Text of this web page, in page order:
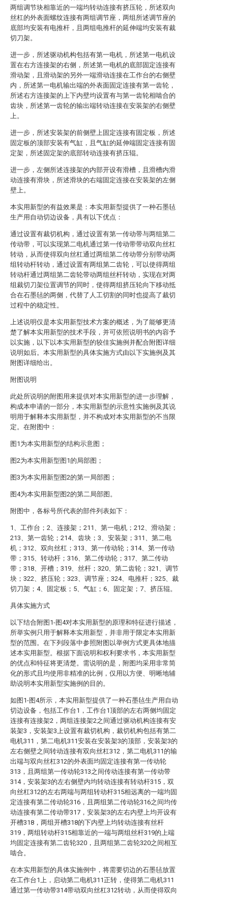
两组调节块相靠近的一端均转动连接有挤压轮，所述双向
丝杠的外表面螺纹连接有两组调节座，两组所述调节座的
底部均安装有电推杆，且两组电推杆的延伸端均安装有裁
切刀架。
进一步，所述驱动机构包括有第一电机，所述第一电机设
置在右方连接架的右侧，所述第一电机的底部固定连接有
滑动架，且滑动架的另外一端滑动连接在工作台的右侧壁
内，所述第一电机输出端的外表面固定连接有第一齿轮，
所述右方连接架的上下内壁均设置有与第一齿轮相啮合的
齿块，所述第一齿轮的输出端转动连接在安装架的右侧壁
上。
进一步，所述安装架的前侧壁上固定连接有固定板，所述
固定板的顶部安装有气缸，且气缸的延伸端固定连接有固
定架，所述固定架的底部转动连接有挤压辊。
进一步，左侧所述连接架的内部开设有滑槽，且滑槽内滑
动连接有滑块，所述滑块的右端固定连接在安装架的左侧
壁上。
本实用新型的有益效果是：本实用新型提供了一种石墨毡
生产用自动切边设备，具有以下优点：
通过设置有裁切机构，通过设置有第一传动带与两组第二
传动带，可以实现第二电机通过第一传动带带动双向丝杠
转动，从而使得双向丝杠通过两组第二传动带分别带动两
组转动杆转动，通过设置有两组第二齿轮，可以使得两组
转动杆通过两组第二齿轮带动两组丝杆转动，实现在对两
组裁切刀架位置调节的同时，使得两组挤压轮向下移动抵
合在石墨毡的两侧，代替了人工切割的同时也提高了裁切
过程中的稳定性。
上述说明仅是本实用新型技术方案的概述，为了能够更清
楚了解本实用新型的技术手段，并可依照说明书的内容予
以实施，以下以本实用新型的较佳实施例并配合附图详细
说明如后。本实用新型的具体实施方式由以下实施例及其
附图详细给出。
附图说明
此处所说明的附图用来提供对本实用新型的进一步理解，
构成本申请的一部分，本实用新型的示意性实施例及其说
明用于解释本实用新型，并不构成对本实用新型的不当限
定。在附图中：
图1为本实用新型的结构示意图；
图2为本实用新型图1的局部图；
图3为本实用新型图2的第一局部图；
图4为本实用新型图2的第二局部图。
附图中，各标号所代表的部件列表如下：
1、工作台；2、连接架；211、第一电机；212、滑动架；
213、第一齿轮；214、齿块；3、安装架；311、第二电
机；312、双向丝杠；313、第一传动轮；314、第一传动
带；315、转动杆；316、第二传动轮；317、第二传动
带；318、开槽；319、丝杆；320、第二齿轮；321、调节
块；322、挤压轮；323、调节座；324、电推杆；325、裁
切刀架；4、固定板；5、气缸；6、固定架；7、挤压辊。
具体实施方式
以下结合附图1-图4对本实用新型的原理和特征进行描述，
所举实例只用于解释本实用新型，并非用于限定本实用新
型的范围。在下列段落中参照附图以举例方式更具体地描
述本实用新型。根据下面说明和权利要求书，本实用新型
的优点和特征将更清楚。需说明的是，附图均采用非常简
化的形式且均使用非精准的比例，仅用以方便、明晰地辅
助说明本实用新型实施例的目的。
如图1-图4所示，本实用新型提供了一种石墨毡生产用自动
切边设备，包括工作台1，工作台1顶部的左右两侧均固定
连接有连接架2，两组连接架2之间通过驱动机构连接有安
装架3，安装架3上设置有裁切机构，裁切机构包括有第二
电机311，第二电机311安装在安装架3的顶部，安装架3的
左右侧壁之间转动连接有双向丝杠312，第二电机311的输
出端与双向丝杠312的外表面均固定连接有第一传动轮
313，且两组第一传动轮313之间传动连接有第一传动带
314，安装架3的左右侧壁内均转动连接有转动杆315，双
向丝杠312的左右两端与两组转动杆315相远离的一端均固
定连接有第二传动轮316，且两组第二传动轮316之间均传
动连接有第二传动带317，安装架3的左右内壁上均开设有
开槽318，两组开槽318的下内壁上均转动连接有丝杆
319，两组转动杆315相靠近的一端与两组丝杆319的上端
均固定连接有第二齿轮320，且两组第二齿轮320之间相互
啮合。
在本实用新型的具体实施例中，将需要切边的石墨毡放置
在工作台1上，启动第二电机311正转，使得第二电机311
通过第一传动带314带动双向丝杠312转动，从而使得双向